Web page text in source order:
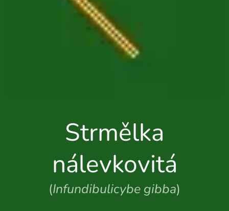
Strmělka
nálevkovitá
(Infundibulicybe gibba)